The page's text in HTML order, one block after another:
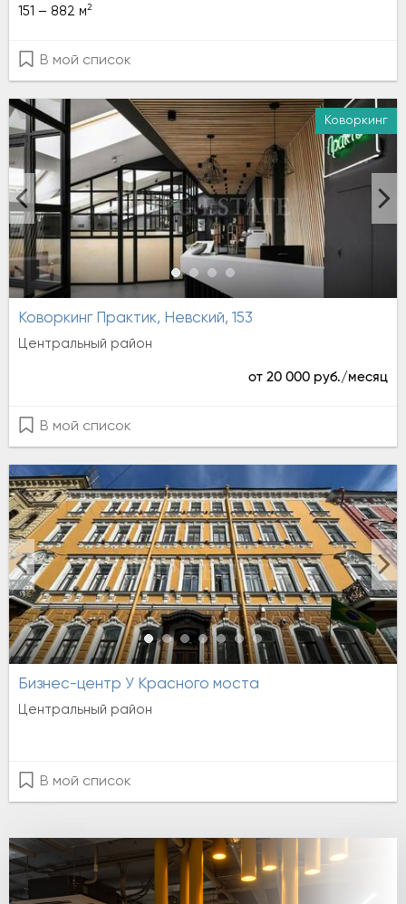
151 – 882 м2
В мой список
Аренда
Коворкинг
Коворкинг Практик, Невский, 153
Центральный район
от 20 000 руб./месяц
В мой список
Бизнес-центр У Красного моста
Центральный район
В мой список